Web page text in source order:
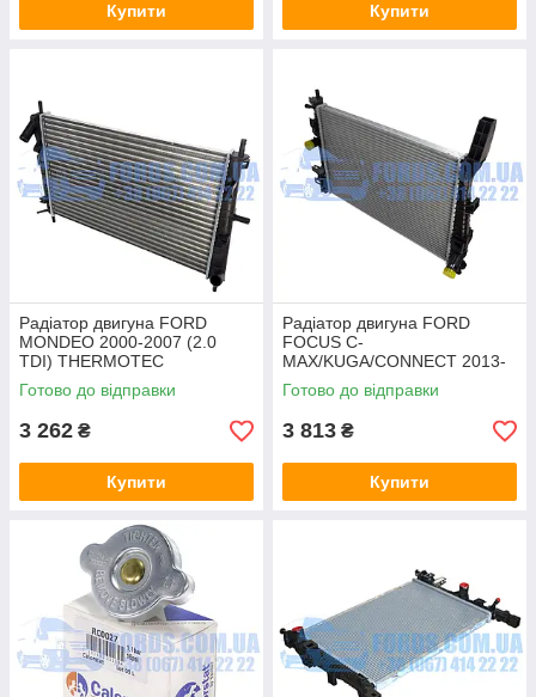
Купити Купити
Радіатор двигуна FORD
MONDEO 2000-2007 (2.0
TDI) THERMOTEC
Готово до відправки
3 262 ₴
Купити
Радіатор двигуна FORD
FOCUS C-
MAX/KUGA/CONNECT 2013-
(1.5 SOHC/1.6 TDCI)
THERMOTEC
Готово до відправки
3 813 ₴
Купити